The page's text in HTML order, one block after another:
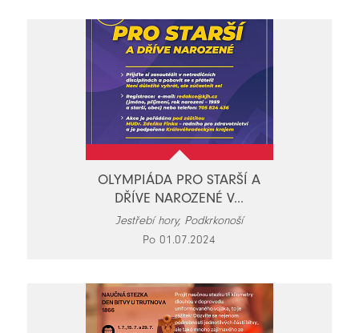
OLYMPIÁDA PRO STARŠÍ A
DŘÍVE NAROZENÉ V...
Jestřebí hory, Podkrkonoší
Po 01.07.2024